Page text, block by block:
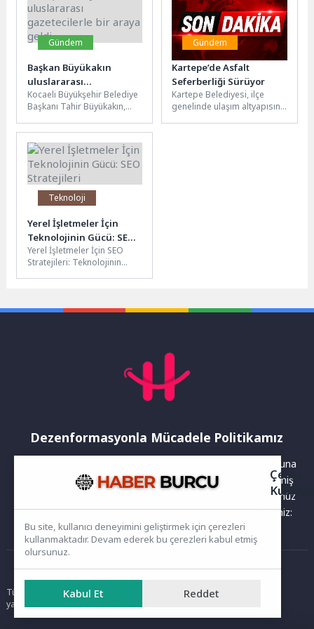
Gündem
Başkan Büyükakın
uluslararası
gazetecilerle bir araya
geldi
Kocaeli Büyükşehir Belediye
Başkanı Tahir Büyükakın,
“Çevre ve İklim Medya
Programı” kapsamında...
Gündem
Kartepe’de Asfalt
Seferberliği Sürüyor
Kartepe Belediyesi, ilçe
genelinde ulaşım altyapısını
Teknoloji
Yerel İşletmeler İçin
Teknolojinin Gücü: SEO
Stratejileri
Yerel İşletmeler İçin SEO
Stratejileri: Teknolojinin
Dezenformasyonla Mücadele Politikamız
Yayınlanan haberler doğruluk ilkesi gözetilerek hazırlanır. Buna
rağmen bazı içeriklerde eksik, hatalı veya güncelliğini yitirmiş
bilgiler bulunabilir.Yanlış veya yanıltıcı olduğunu düşündüğünüz
haberleri aşağıdaki iletişim kanallarından bize bildirebilirsiniz:
Ana Sayfa
Tüm hakları saklıdır. Sitede yer alan içerikler izinsiz kopyalanamaz,
yayımlanamaz ve kullanılamaz.
Çerez
Bu site, kullanıcı deneyimini geliştirmek için çerezleri
kullanmaktadır. Devam ederek bu çerezleri kabul etmiş
olursunuz.
Kabul Et Reddet